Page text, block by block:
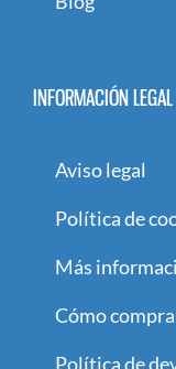
INFORMACIÓN LEGAL
Aviso legal
Política de
Más
Cómo
Política de